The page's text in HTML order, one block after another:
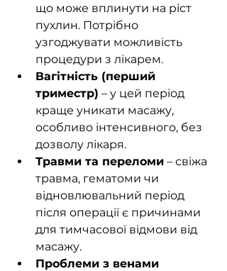
що може вплинути на ріст
пухлин. Потрібно
узгоджувати можливість
процедури з лікарем.
Вагітність (перший
триместр) – у цей період
краще уникати масажу,
особливо інтенсивного, без
дозволу лікаря.
Травми та переломи – свіжа
травма, гематоми чи
відновлювальний період
після операції є причинами
для тимчасової відмови від
масажу.
Проблеми з венами